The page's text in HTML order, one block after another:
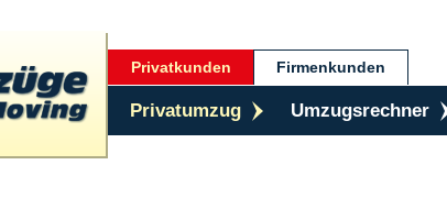
Privatkunden Firmenkunden
Privatumzug Umzugsrechner